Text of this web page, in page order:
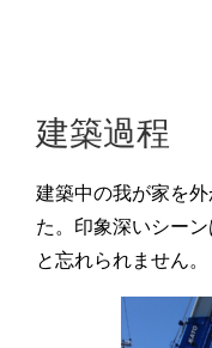
建築過程
建築中の我が家を
た。印象深いシー
と忘れられません。